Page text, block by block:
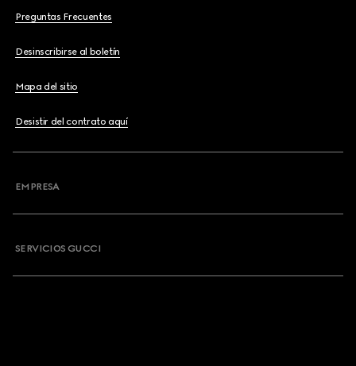
Preguntas Frecuentes
Desinscribirse al boletín
Mapa del sitio
Desistir del contrato aquí
EMPRESA
SERVICIOS GUCCI